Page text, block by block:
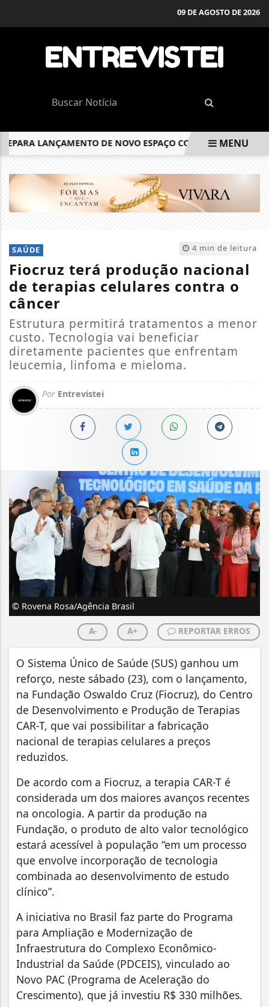
09 DE AGOSTO DE 2026
LANÇAMENTO DE NOVO ESPAÇO COWORKING PARA
MENU
4 min de leitura
SAÚDE
Fiocruz terá produção nacional
de terapias celulares contra o
câncer
Estrutura permitirá tratamentos a menor
custo. Tecnologia vai beneficiar
diretamente pacientes que enfrentam
leucemia, linfoma e mieloma.
Por Entrevistei
© Rovena Rosa/Agência Brasil
A- A+ REPORTAR ERROS
O Sistema Único de Saúde (SUS) ganhou um
reforço, neste sábado (23), com o lançamento,
na Fundação Oswaldo Cruz (Fiocruz), do Centro
de Desenvolvimento e Produção de Terapias
CAR-T, que vai possibilitar a fabricação
nacional de terapias celulares a preços
reduzidos.
De acordo com a Fiocruz, a terapia CAR-T é
considerada um dos maiores avanços recentes
na oncologia. A partir da produção na
Fundação, o produto de alto valor tecnológico
estará acessível à população “em um processo
que envolve incorporação de tecnologia
combinada ao desenvolvimento de estudo
clínico”.
A iniciativa no Brasil faz parte do Programa
para Ampliação e Modernização de
Infraestrutura do Complexo Econômico-
Industrial da Saúde (PDCEIS), vinculado ao
Novo PAC (Programa de Aceleração do
Crescimento), que já investiu R$ 330 milhões.